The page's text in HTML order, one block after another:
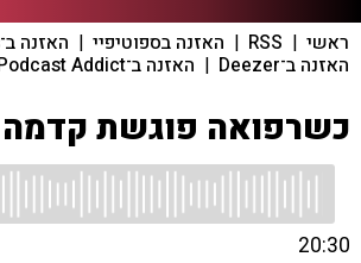
ראשי |
RSS
| האזנה בספוטיפיי | האזנה ב־Apple Podcasts
האזנה ב־Deezer | האזנה ב־Podcast Addict
כשרפואה פוגשת קדמה
20:30